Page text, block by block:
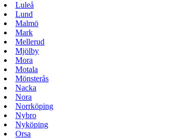
Luleå
Lund
Malmö
Mark
Mellerud
Mjölby
Mora
Motala
Mönsterås
Nacka
Nora
Norrköping
Nybro
Nyköping
Orsa